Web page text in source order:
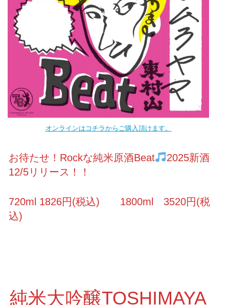
オンラインはコチラからご購入頂けます。
お待たせ！Rockな純米原酒Beat
2025新酒
12/5リリース！！
720ml 1826円(税込) 1800ml 3520円(税
込)
純米大吟醸TOSHIMAYA